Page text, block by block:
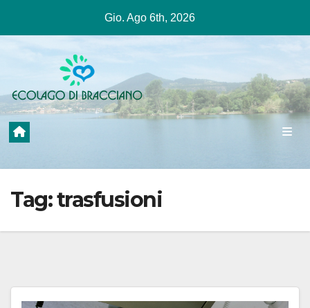
contenuto
Gio. Ago 6th, 2026
Tag:trasfusioni